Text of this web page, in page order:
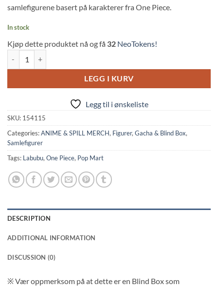
samlefigurene basert på karakterer fra One Piece.
In stock
Kjøp dette produktet nå og få 32 NeoTokens!
LEGG I KURV
Legg til i ønskeliste
SKU: 154115
Categories:ANIME & SPILL MERCH, Figurer,Gacha & Blind Box,
Samlefigurer
Tags: Labubu,One Piece, Pop Mart
DESCRIPTION
ADDITIONAL INFORMATION
DISCUSSION (0)
※ Vær oppmerksom på at dette er en Blind Box som